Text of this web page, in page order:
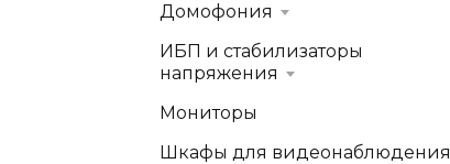
Домофония
ИБП и стабилизаторы
напряжения
Мониторы
Шкафы для видеонаблюдения